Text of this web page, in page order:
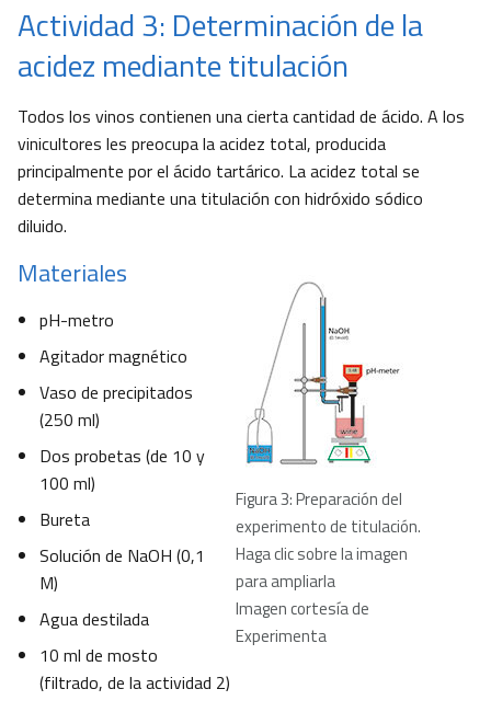
Actividad 3: Determinación de la
acidez mediante titulación
Todos los vinos contienen una cierta cantidad de ácido. A los
vinicultores les preocupa la acidez total, producida
principalmente por el ácido tartárico. La acidez total se
determina mediante una titulación con hidróxido sódico
diluido.
Figura 3: Preparación del
experimento de titulación.
Haga clic sobre la imagen
para ampliarla
Imagen cortesía de
Experimenta
Materiales
pH-metro
Agitador magnético
Vaso de precipitados
(250 ml)
Dos probetas (de 10 y
100 ml)
Bureta
Solución de NaOH (0,1
M)
Agua destilada
10 ml de mosto
(filtrado, de la actividad 2)